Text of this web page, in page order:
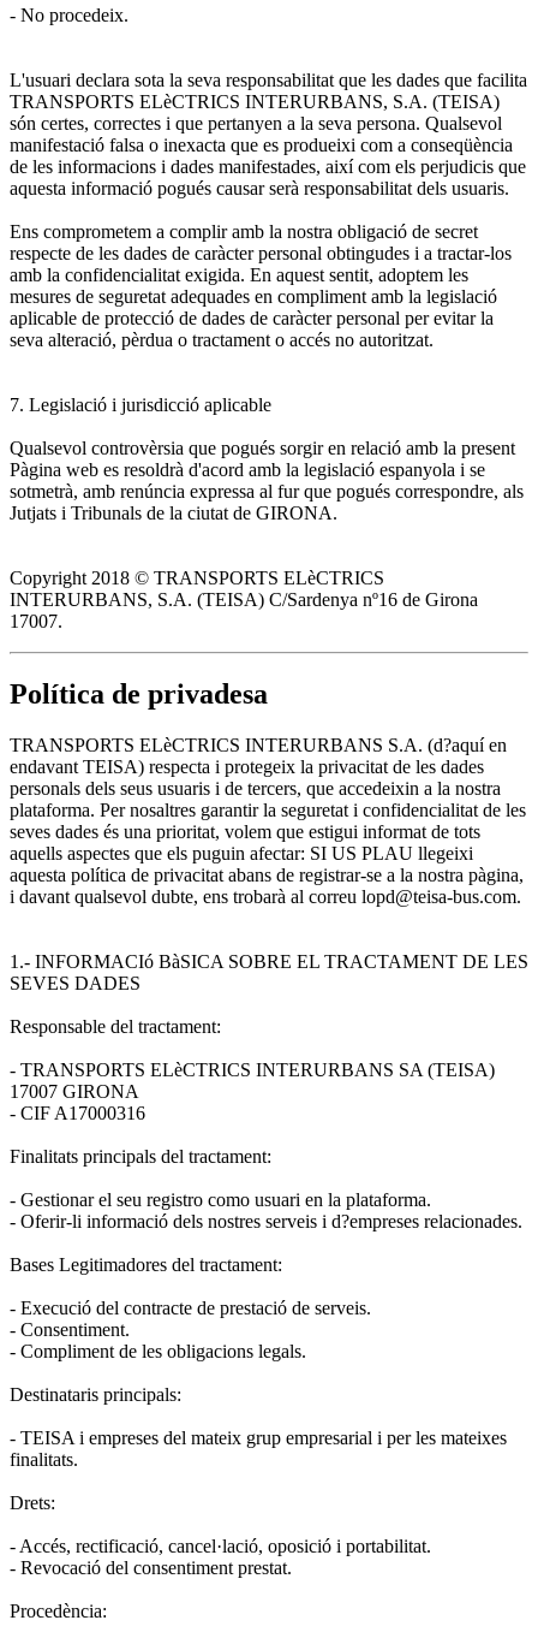
- No procedeix.
L'usuari declara sota la seva responsabilitat que les dades que facilita
TRANSPORTS ELèCTRICS INTERURBANS, S.A. (TEISA)
són certes, correctes i que pertanyen a la seva persona. Qualsevol
manifestació falsa o inexacta que es produeixi com a conseqüència
de les informacions i dades manifestades, així com els perjudicis que
aquesta informació pogués causar serà responsabilitat dels usuaris.
Ens comprometem a complir amb la nostra obligació de secret
respecte de les dades de caràcter personal obtingudes i a tractar-los
amb la confidencialitat exigida. En aquest sentit, adoptem les
mesures de seguretat adequades en compliment amb la legislació
aplicable de protecció de dades de caràcter personal per evitar la
seva alteració, pèrdua o tractament o accés no autoritzat.
7. Legislació i jurisdicció aplicable
Qualsevol controvèrsia que pogués sorgir en relació amb la present
Pàgina web es resoldrà d'acord amb la legislació espanyola i se
sotmetrà, amb renúncia expressa al fur que pogués correspondre, als
Jutjats i Tribunals de la ciutat de GIRONA.
Copyright 2018 © TRANSPORTS ELèCTRICS
INTERURBANS, S.A. (TEISA) C/Sardenya nº16 de Girona
17007.
Política de privadesa
TRANSPORTS ELèCTRICS INTERURBANS S.A. (d?aquí en
endavant TEISA) respecta i protegeix la privacitat de les dades
personals dels seus usuaris i de tercers, que accedeixin a la nostra
plataforma. Per nosaltres garantir la seguretat i confidencialitat de les
seves dades és una prioritat, volem que estigui informat de tots
aquells aspectes que els puguin afectar: SI US PLAU llegeixi
aquesta política de privacitat abans de registrar-se a la nostra pàgina,
i davant qualsevol dubte, ens trobarà al correu lopd@teisa-bus.com.
1.- INFORMACIó BàSICA SOBRE EL TRACTAMENT DE LES
SEVES DADES
Responsable del tractament:
- TRANSPORTS ELèCTRICS INTERURBANS SA (TEISA)
17007 GIRONA
- CIF A17000316
Finalitats principals del tractament:
- Gestionar el seu registro como usuari en la plataforma.
- Oferir-li informació dels nostres serveis i d?empreses relacionades.
Bases Legitimadores del tractament:
- Execució del contracte de prestació de serveis.
- Consentiment.
- Compliment de les obligacions legals.
Destinataris principals:
- TEISA i empreses del mateix grup empresarial i per les mateixes
finalitats.
Drets:
- Accés, rectificació, cancel·lació, oposició i portabilitat.
- Revocació del consentiment prestat.
Procedència: